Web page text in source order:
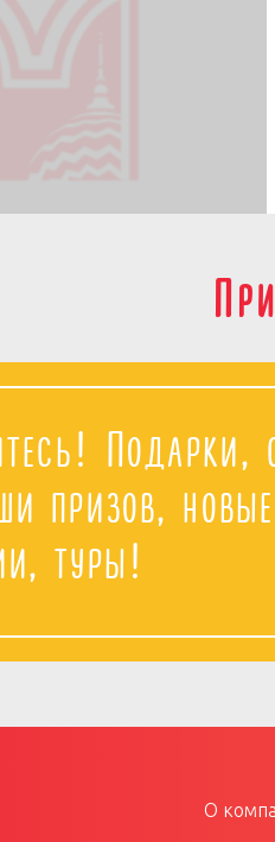
Подарки,
призов, новые
туры!
О